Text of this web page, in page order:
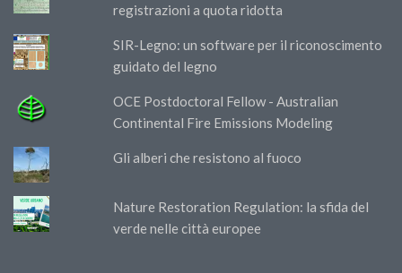
registrazioni a quota ridotta
SIR-Legno: un software per il riconoscimento
guidato del legno
OCE Postdoctoral Fellow - Australian
Continental Fire Emissions Modeling
Gli alberi che resistono al fuoco
Nature Restoration Regulation: la sfida del
verde nelle città europee